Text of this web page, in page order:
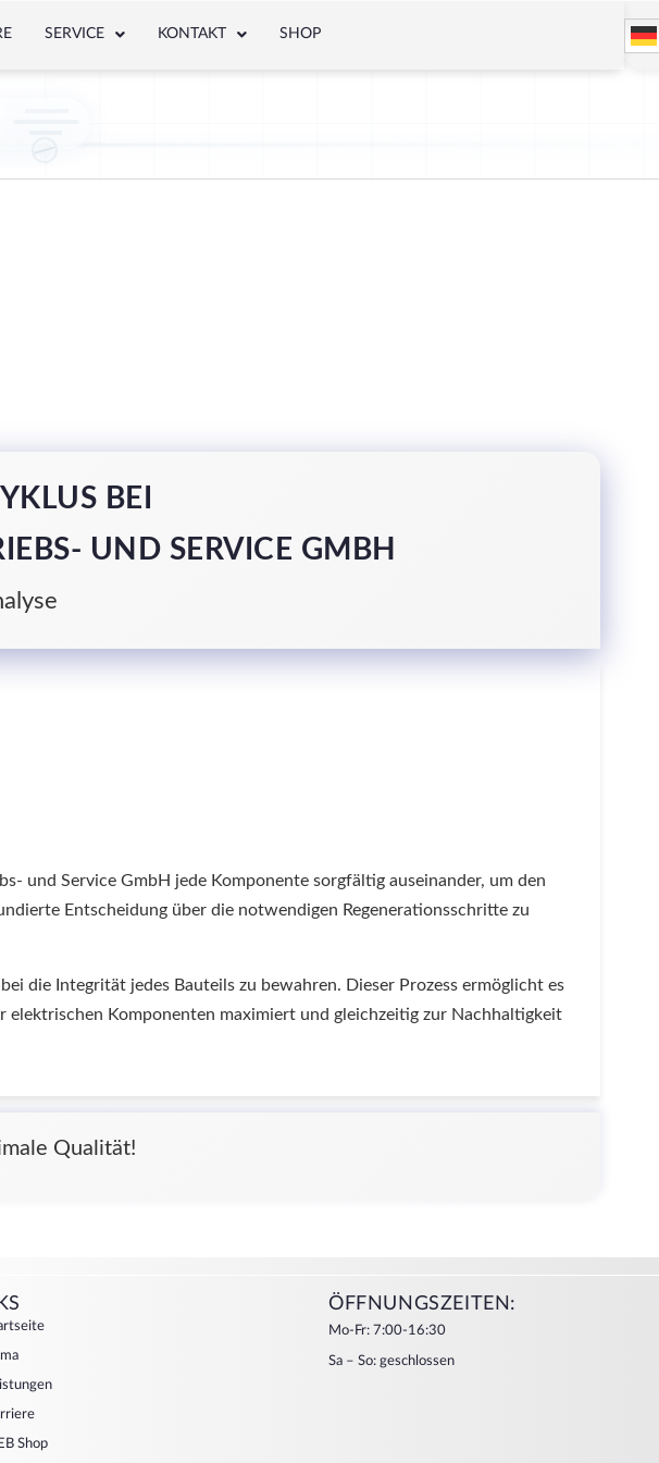
SERVICE KONTAKT SHOP
BEI
UND SERVICE GMBH
und Service GmbH jede Komponente sorgfältig auseinander, um den
Entscheidung über die notwendigen Regenerationsschritte zu
die Integrität jedes Bauteils zu bewahren. Dieser Prozess ermöglicht es
elektrischen Komponenten maximiert und gleichzeitig zur Nachhaltigkeit
Qualität!
Shop
ÖFFNUNGSZEITEN:
Mo-Fr: 7:00-16:30
Sa – So: geschlossen